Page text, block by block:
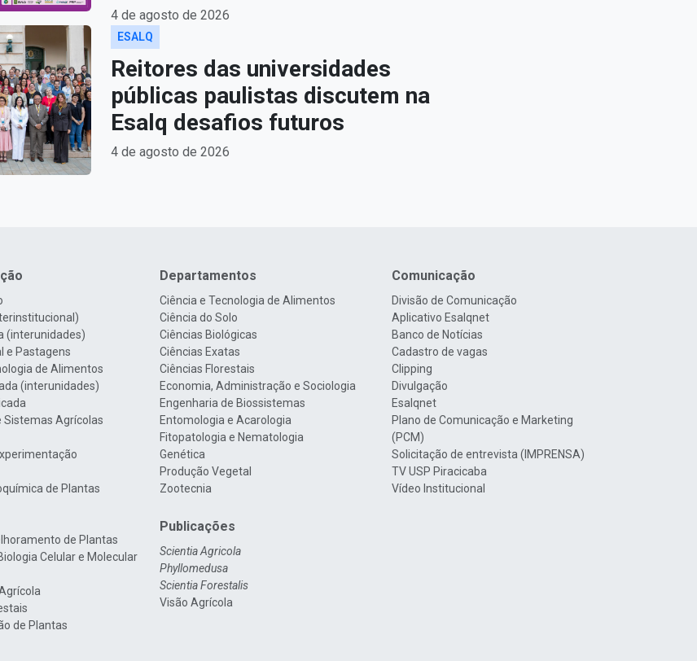
4 de agosto de 2026
ESALQ
Reitores das universidades
públicas paulistas discutem na
Esalq desafios futuros
4 de agosto de 2026
(interunidades)
e Pastagens
de Alimentos
(interunidades)
Sistemas Agrícolas
de Plantas
de Plantas
Celular e Molecular
de Plantas
Departamentos
Ciência e Tecnologia de Alimentos
Ciência do Solo
Ciências Biológicas
Ciências Exatas
Ciências Florestais
Economia, Administração e Sociologia
Engenharia de Biossistemas
Entomologia e Acarologia
Fitopatologia e Nematologia
Genética
Produção Vegetal
Zootecnia
Publicações
Scientia Agricola
Phyllomedusa
Scientia Forestalis
Visão Agrícola
Comunicação
Divisão de Comunicação
Aplicativo Esalqnet
Banco de Notícias
Cadastro de vagas
Clipping
Divulgação
Esalqnet
Plano de Comunicação e Marketing
(PCM)
Solicitação de entrevista (IMPRENSA)
TV USP Piracicaba
Vídeo Institucional